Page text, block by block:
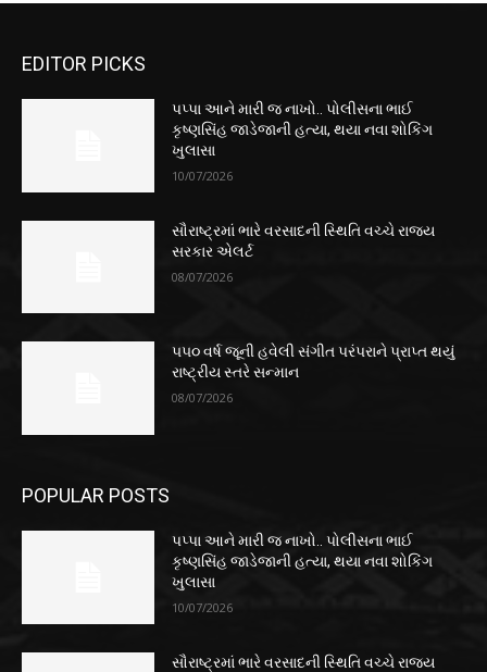
EDITOR PICKS
પપ્પા આને મારી જ નાખો.. પોલીસના ભાઈ
કૃષ્ણસિંહ જાડેજાની હત્યા, થયા નવા શોકિંગ
ખુલાસા
10/07/2026
સૌરાષ્ટ્રમાં ભારે વરસાદની સ્થિતિ વચ્ચે રાજ્ય
સરકાર એલર્ટ
08/07/2026
૫૫૦ વર્ષ જૂની હવેલી સંગીત પરંપરાને પ્રાપ્ત થયું
રાષ્ટ્રીય સ્તરે સન્માન
08/07/2026
POPULAR POSTS
પપ્પા આને મારી જ નાખો.. પોલીસના ભાઈ
કૃષ્ણસિંહ જાડેજાની હત્યા, થયા નવા શોકિંગ
ખુલાસા
10/07/2026
સૌરાષ્ટ્રમાં ભારે વરસાદની સ્થિતિ વચ્ચે રાજ્ય